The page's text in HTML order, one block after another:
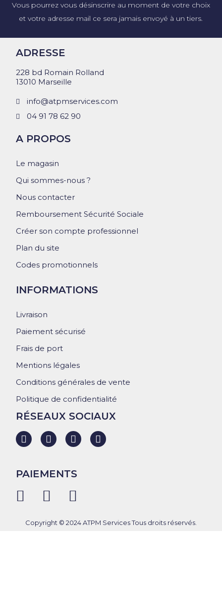
Vous pourrez vous désinscrire au moment de votre choix
et votre adresse mail ce sera jamais envoyé à un tiers.
ADRESSE
228 bd Romain Rolland
13010 Marseille
info@atpmservices.com
04 91 78 62 90
A PROPOS
Le magasin
Qui sommes-nous ?
Nous contacter
Remboursement Sécurité Sociale
Créer son compte professionnel
Plan du site
Codes promotionnels
INFORMATIONS
Livraison
Paiement sécurisé
Frais de port
Mentions légales
Conditions générales de vente
Politique de confidentialité
RÉSEAUX SOCIAUX
PAIEMENTS
Copyright © 2024 ATPM Services Tous droits réservés.